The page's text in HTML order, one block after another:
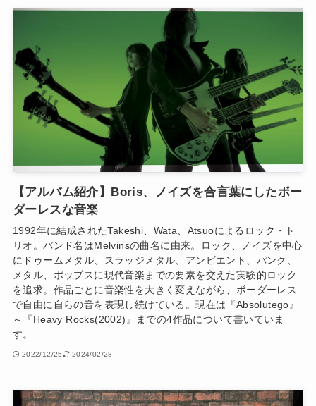
【アルバム紹介】Boris、ノイズを合言葉にしたボー
ダーレスな音楽
1992年に結成されたTakeshi、Wata、Atsuoによるロック・ト
リオ。バンド名はMelvinsの曲名に由来。ロック、ノイズを中心
にドゥームメタル、スラッジメタル、アンビエント、パンク、
メタル、ポップスに現代音楽までの要素を交えた実験的ロック
を追求。作品ごとに音楽性を大きく変えながら、ボーダーレス
で自由に自らの音を表現し続けている。現在は『Absolutego』
～『Heavy Rocks(2002)』までの4作品について書いていま
す。
2022/12/25 2024/02/28